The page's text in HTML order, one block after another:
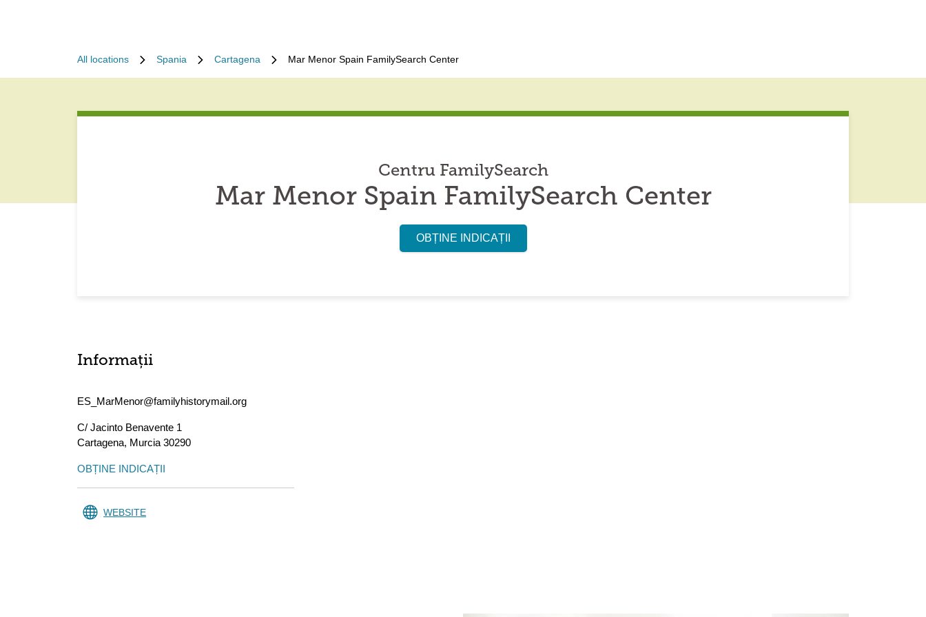
All locations Spania Cartagena Mar Menor Spain FamilySearch Center
Centru FamilySearch
Mar Menor Spain FamilySearch Center
OBȚINE INDICAȚII
Informații
ES_MarMenor@familyhistorymail.org
C/ Jacinto Benavente 1
Cartagena, Murcia 30290
OBȚINE INDICAȚII
WEBSITE